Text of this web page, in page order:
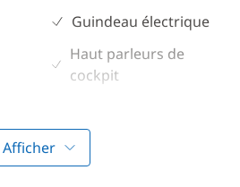
Guindeau électrique
Haut parleurs de
cockpit
en teck
Afficher